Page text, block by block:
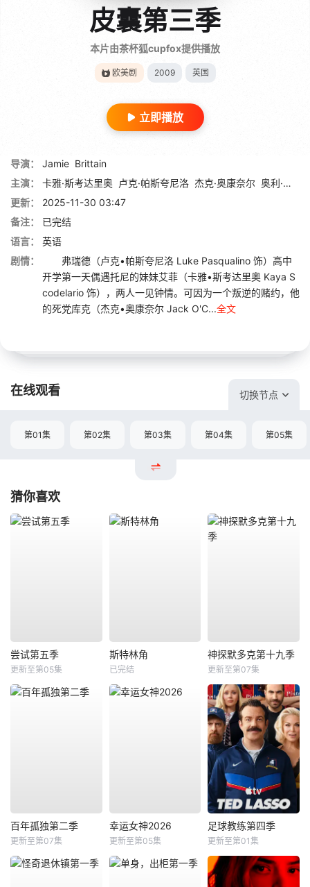
皮囊第三季
本片由茶杯狐cupfox提供播放
欧美剧 2009 英国
立即播放
导演： Jamie Brittain
主演：
卡雅·斯考达里奥 卢克·帕斯夸尼洛 杰克·奥康奈尔 奥利·巴比耶里
更新：
2025-11-30 03:47
备注：
已完结
语言：
英语
剧情：
弗瑞德（卢克•帕斯夸尼洛 Luke Pasqualino 饰）高中
开学第一天偶遇托尼的妹妹艾菲（卡雅•斯考达里奥 Kaya S
codelario 饰），两人一见钟情。可因为一个叛逆的赌约，他
的死党库克（杰克•奥康奈尔 Jack O'C...全文
在线观看 切换节点
第01集 第02集 第03集 第04集 第05集
猜你喜欢
尝试第五季
更新至第05集
斯特林角
已完结
神探默多克第十九季
更新至第07集
百年孤独第二季
更新至第07集
幸运女神2026
更新至第05集
足球教练第四季
更新至第01集